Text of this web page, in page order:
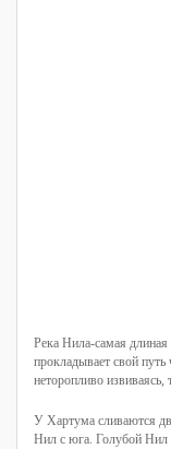
Река Нила-самая
прокладывает свой
неторопливо извиваясь,
У Хартума сливаются
Нил с юга. Голубой Нил